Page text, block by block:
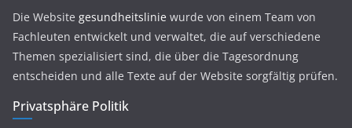
Die Website gesundheitslinie wurde von einem Team von
Fachleuten entwickelt und verwaltet, die auf verschiedene
Themen spezialisiert sind, die über die Tagesordnung
entscheiden und alle Texte auf der Website sorgfältig prüfen.
Privatsphäre Politik